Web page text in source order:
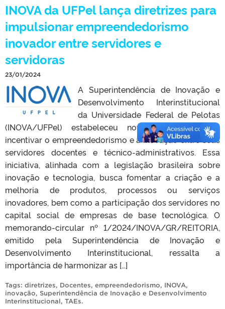
INOVA da UFPel lança diretrizes para
impulsionar empreendedorismo
inovador entre servidores e
servidoras
23/01/2024
A Superintendência de Inovação e
Desenvolvimento Interinstitucional
da Universidade Federal de Pelotas
(INOVA/UFPel) estabeleceu novas diretrizes para
incentivar o empreendedorismo e a inovação entre seus
servidores docentes e técnico-administrativos. Essa
iniciativa, alinhada com a legislação brasileira sobre
inovação e tecnologia, busca fomentar a criação e a
melhoria de produtos, processos ou serviços
inovadores, bem como a participação dos servidores no
capital social de empresas de base tecnológica. O
memorando-circular nº 1/2024/INOVA/GR/REITORIA,
emitido pela Superintendência de Inovação e
Desenvolvimento Interinstitucional, ressalta a
importância de harmonizar as […]
Tags: diretrizes, Docentes, empreendedorismo, INOVA,
inovação, Superintendência de Inovação e Desenvolvimento
Interinstitucional, TAEs.